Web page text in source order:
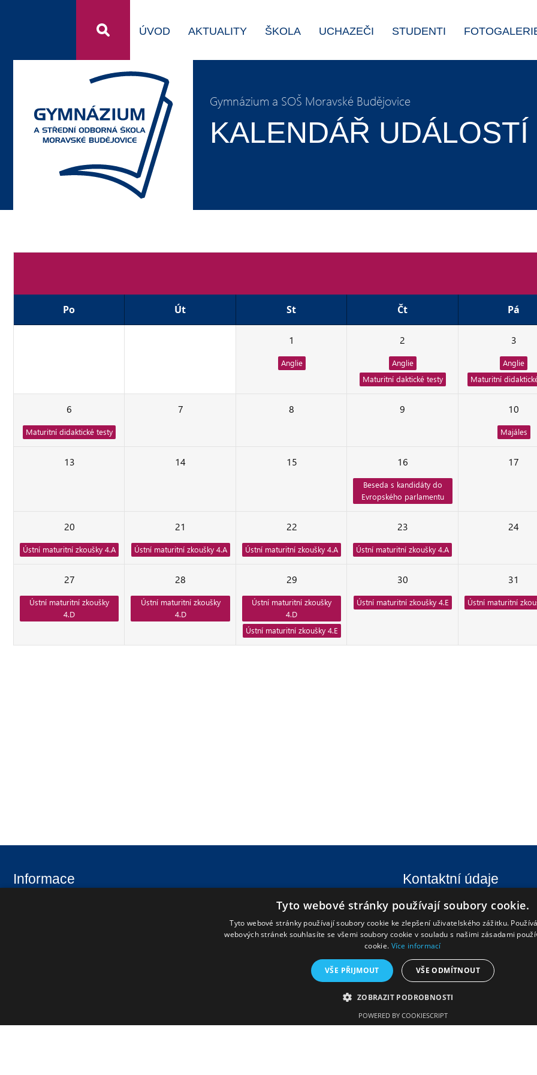
ÚVOD AKTUALITY ŠKOLA UCHAZEČI STUDENTI
Gymnázium a SOŠ Moravské Budějovice
KALENDÁŘ UDÁLOSTÍ
Po Út St Čt Pá
1
Anglie
2
Anglie
Maturitní daktické testy
3
Anglie
Maturitní
6
Maturitní didaktické testy
7 8 9 10
Majáles
13 14 15 16
Beseda s kandidáty do
Evropského parlamentu
17
20
Ústní maturitní zkoušky 4.A
21
Ústní maturitní zkoušky 4.A
22
Ústní maturitní zkoušky 4.A
23
Ústní maturitní zkoušky 4.A
24
27
Ústní maturitní zkoušky
4.D
28
Ústní maturitní zkoušky
4.D
29
Ústní maturitní zkoušky
4.D
Ústní maturitní zkoušky 4.E
30
Ústní maturitní zkoušky 4.E
31
Ústní maturitní
Informace Kontaktní údaje
Gymnázium a Střední
Tyršova 365
676 02 Moravské Budějovice
568 408 051
Tyto webové stránky používají soubory cookie.
Tyto webové stránky používají soubory cookie ke zlepšení uživatelského zážitku.
webových stránek souhlasíte se všemi soubory cookie v souladu s našimi zásadami
cookie. Více informací
VŠE PŘIJMOUT VŠE ODMÍTNOUT
ZOBRAZIT PODROBNOSTI
POWERED BY COOKIESCRIPT